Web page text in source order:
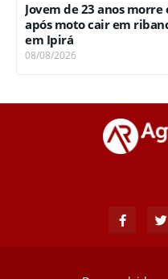
Jovem de 23 anos
após moto cair em
em Ipirá
08/08/2026